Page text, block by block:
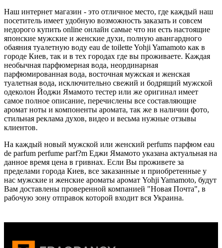
Наш интернет магазин - это отличное место, где каждый наш
посетитель имеет удобную возможность заказать и совсем
недорого купить online онлайн самые что ни есть настоящие
японские мужские и женские духи, полную авангардного
обаяния туалетную воду eau de toilette Yohji Yamamoto как в
городе Киев, так и в тех городах где вы проживаете. Каждая
необычная парфюмерная вода, неординарная
парфюмированная вода, восточная мужская и женская
туалетная вода, исключительно свежий и бодрящий мужской
одеколон Йоджи Ямамото тестер или же оригинал имеет
самое полное описание, перечислены все составляющие
аромат ноты и компоненты аромата, так же в наличии фото,
стильная реклама духов, видео и весьма нужные отзывы
клиентов.
На каждый новый мужской или женский perfums парфюм eau
de parfum perfume parf?m Еджи Ямамото указана актуальная на
данное время цена в гривнах. Если Вы проживете за
пределами города Киев, все заказанные и приобретенные у
нас мужские и женские ароматы аромат Yohji Yamamoto, будут
Вам доставлены проверенной компанией "Новая Почта", в
рабочую зону отправок которой входит вся Украина.